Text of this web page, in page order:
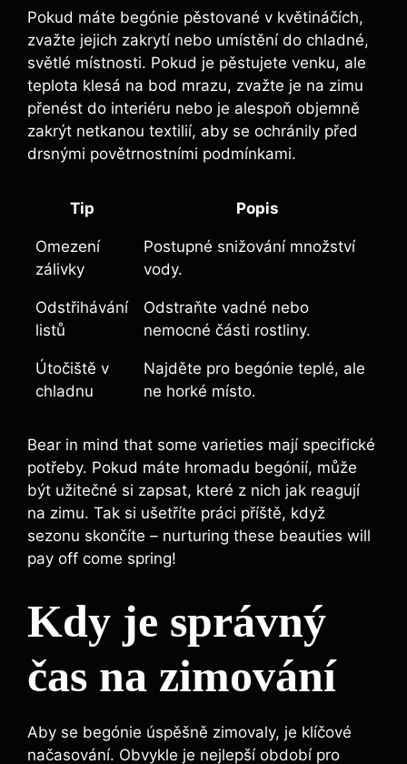
Pokud máte begónie pěstované v květináčích,
zvažte jejich zakrytí nebo umístění do chladné,
světlé místnosti. Pokud je pěstujete venku, ale
teplota klesá na bod mrazu, zvažte je na zimu
přenést do interiéru nebo je alespoň objemně
zakrýt netkanou textilií, aby se ochránily před
drsnými povětrnostními podmínkami.
Tip Popis
Omezení
zálivky
Postupné snižování množství
vody.
Odstřihávání
listů
Odstraňte vadné nebo
nemocné části rostliny.
Útočiště v
chladnu
Najděte pro begónie teplé, ale
ne horké místo.
Bear in mind that some varieties mají specifické
potřeby. Pokud máte hromadu begónií, může
být užitečné si zapsat, které z nich jak reagují
na zimu. Tak si ušetříte práci příště, když
sezonu skončíte – nurturing these beauties will
pay off come spring!
Kdy je správný
čas na zimování
Aby se begónie úspěšně zimovaly, je klíčové
načasování. Obvykle je nejlepší období pro